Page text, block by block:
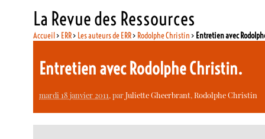
La Revue des Ressources
Accueil> ERR> Les auteurs de ERR> Rodolphe Christin > Entretien avec
Entretien avec Rodolphe Christin.
mardi 18 janvier 2011, parJuliette Gheerbrant,Rodolphe Christin